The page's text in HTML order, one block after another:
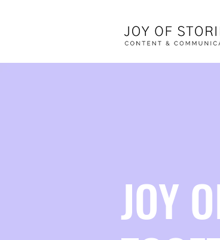
JOY